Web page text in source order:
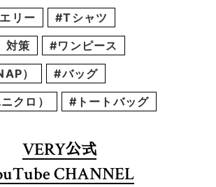
リー
#Tシャツ
対策
#ワンピース
）
#バッグ
クロ）
#トートバッグ
VERY公式
CHANNEL